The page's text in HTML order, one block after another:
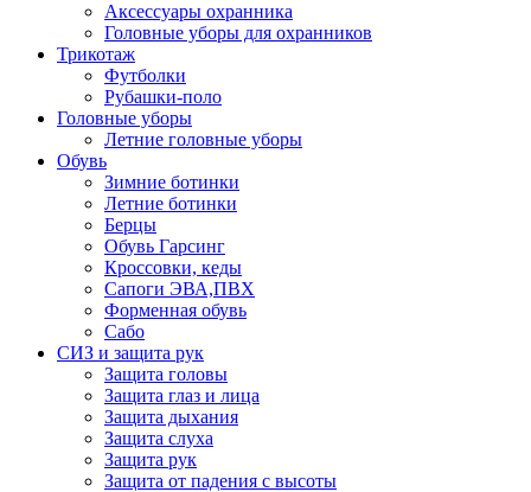
Аксессуары охранника
Головные уборы для охранников
Трикотаж
Футболки
Рубашки-поло
Головные уборы
Летние головные уборы
Обувь
Зимние ботинки
Летние ботинки
Берцы
Обувь Гарсинг
Кроссовки, кеды
Сапоги ЭВА,ПВХ
Форменная обувь
Сабо
СИЗ и защита рук
Защита головы
Защита глаз и лица
Защита дыхания
Защита слуха
Защита рук
Защита от падения с высоты